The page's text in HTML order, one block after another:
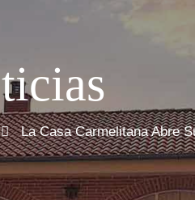
La Casa Carmelitana Abre